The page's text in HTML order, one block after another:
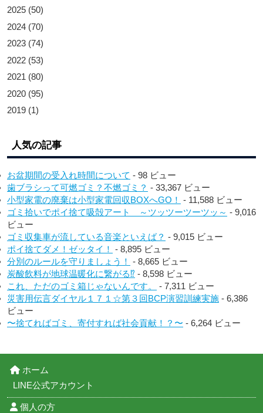
2025 (50)
2024 (70)
2023 (74)
2022 (53)
2021 (80)
2020 (95)
2019 (1)
人気の記事
お盆期間の受入れ時間について - 98 ビュー
歯ブラシって可燃ゴミ？不燃ゴミ？ - 33,367 ビュー
小型家電の廃棄は小型家電回収BOXへGO！ - 11,588 ビュー
ゴミ拾いでポイ捨て吸殻アート ～ツッツーツーツッ～ - 9,016
ビュー
ゴミ収集車が流している音楽といえば？ - 9,015 ビュー
ポイ捨てダメ！ゼッタイ！ - 8,895 ビュー
分別のルールを守りましょう！ - 8,665 ビュー
炭酸飲料が地球温暖化に繋がる⁉︎ - 8,598 ビュー
これ、ただのゴミ箱じゃないんです。
- 7,311 ビュー
災害用伝言ダイヤル１７１☆第３回BCP演習訓練実施 - 6,386
ビュー
〜捨てればゴミ、寄付すれば社会貢献！？〜 - 6,264 ビュー
ホーム
LINE公式アカウント
個人の方